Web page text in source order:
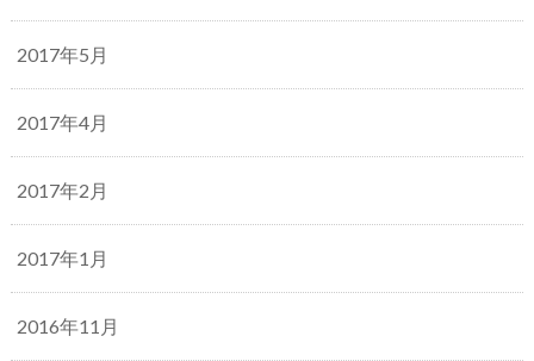
2017年5月
2017年4月
2017年2月
2017年1月
2016年11月